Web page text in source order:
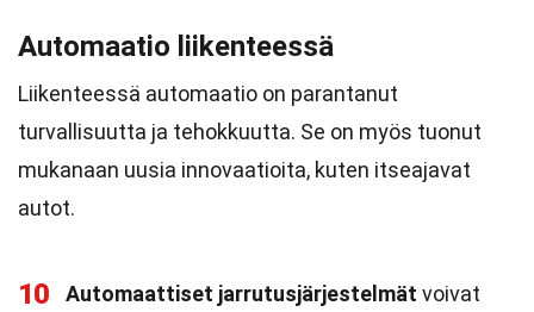
Automaatio liikenteessä
Liikenteessä automaatio on parantanut
turvallisuutta ja tehokkuutta. Se on myös tuonut
mukanaan uusia innovaatioita, kuten itseajavat
autot.
10 Automaattiset jarrutusjärjestelmät voivat